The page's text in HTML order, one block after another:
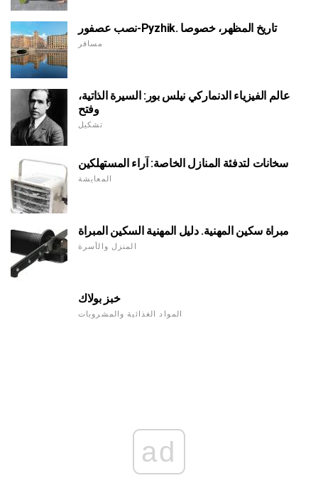
نصب عصفور-Pyzhik. تاريخ المظهر، خصوصا
مسافر
عالم الفيزياء الدنماركي نيلس بور: السيرة الذاتية،
وفتح
تشكيل
سخانات لتدفئة المنازل الخاصة: آراء المستهلكين
المعايشة
مبراة سكين المهنية. دليل المهنية السكين المبراة
المنزل والأسرة
خبز بولاك
المواد الغذائية والمشروبات
ad